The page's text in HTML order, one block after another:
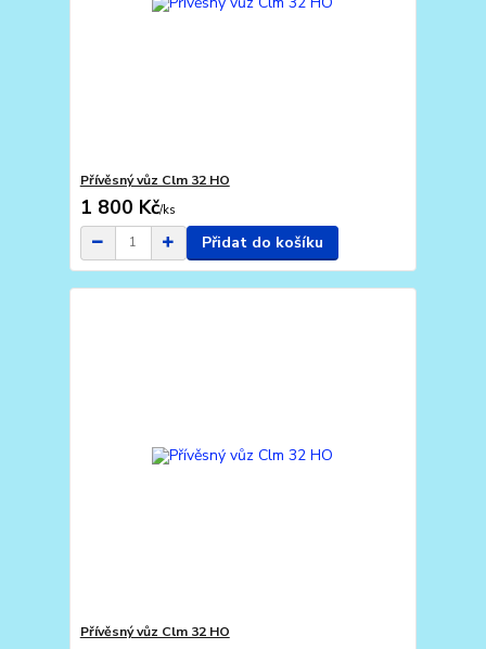
Přívěsný vůz Clm 32 HO
1 800 Kč/ks
Přidat do košíku
Přívěsný vůz Clm 32 HO